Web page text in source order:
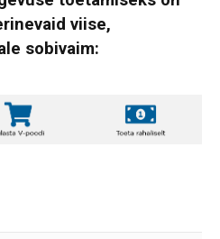
viise,
sobivaim: